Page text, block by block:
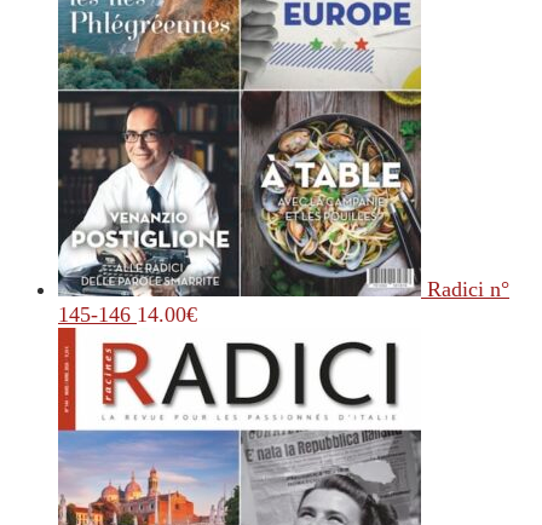
Radici n°
145-146 14.00€